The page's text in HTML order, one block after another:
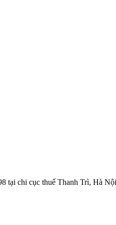
tại chi cục thuế Thanh Trì, Hà Nội